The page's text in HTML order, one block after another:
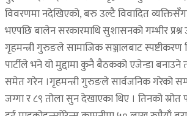
विवरणमा नदेखिएको, बरु उल्टै विवादित
भएपछि बालेन सरकारमाथि सुशासनको गम्भीर
गृहमन्त्री गुरुङले सामाजिक सञ्जालबाट
पार्टीले भने यो मुद्दामा कुनै बैठकको एजेन्डा
समेत गरेन ।गृहमन्त्री गुरुङले सार्वजनिक गरेको
जग्गा र ८९ तोला सुन देखाएका थिए । तिनको स्रोत